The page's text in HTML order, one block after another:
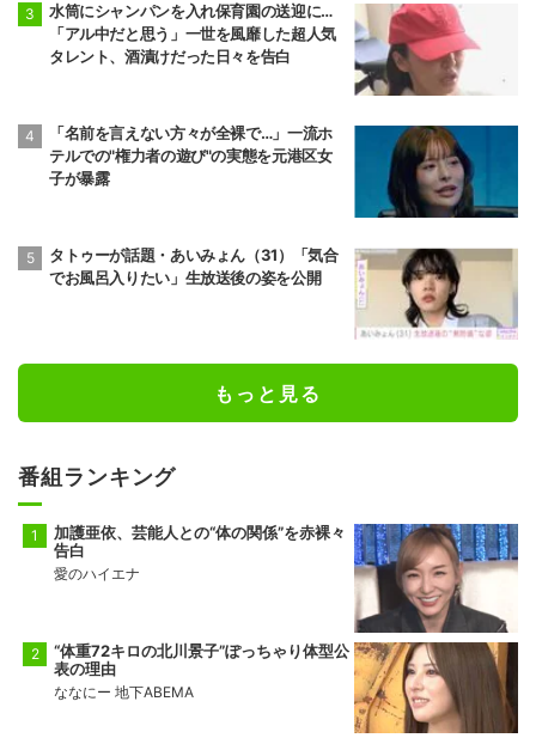
水筒にシャンパンを入れ保育園の送迎に…
「アル中だと思う」一世を風靡した超人気
タレント、酒漬けだった日々を告白
「名前を言えない方々が全裸で…」一流ホ
テルでの"権力者の遊び"の実態を元港区女
子が暴露
タトゥーが話題・あいみょん（31）「気合
でお風呂入りたい」生放送後の姿を公開
もっと見る
番組ランキング
加護亜依、芸能人との“体の関係”を赤裸々
告白
愛のハイエナ
“体重72キロの北川景子”ぽっちゃり体型公
表の理由
ななにー 地下ABEMA